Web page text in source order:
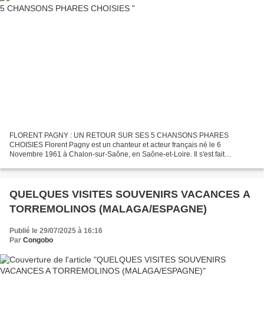
FLORENT PAGNY : UN RETOUR SUR SES 5 CHANSONS PHARES
CHOISIES Florent Pagny est un chanteur et acteur français né le 6
Novembre 1961 à Chalon-sur-Saône, en Saône-et-Loire. Il s'est fait
QUELQUES VISITES SOUVENIRS VACANCES A
TORREMOLINOS (MALAGA/ESPAGNE)
Publié le 29/07/2025 à 16:16
Par Congobo